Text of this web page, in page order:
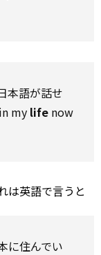
本語が話せ
my life now
は英語で言うと
に住んでい